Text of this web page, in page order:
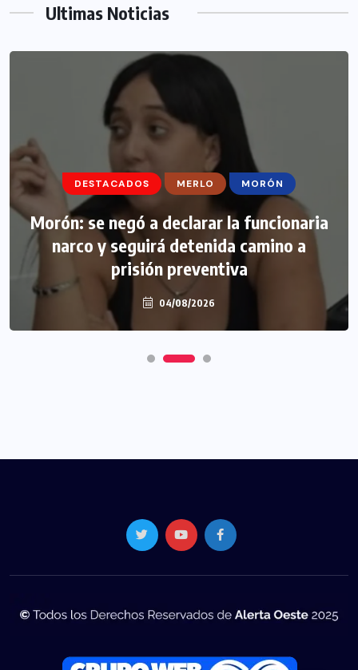
Ultimas Noticias
DESTACADOS MERLO MORÓN
Morón: se negó a declarar la funcionaria
narco y seguirá detenida camino a
prisión preventiva
04/08/2026